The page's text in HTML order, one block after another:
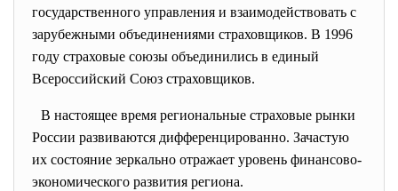
государственного управления и взаимодействовать с
зарубежными объединениями страховщиков. В 1996
году страховые союзы объединились в единый
Всероссийский Союз страховщиков.
В настоящее время региональные страховые рынки
России развиваются дифференцированно. Зачастую
их состояние зеркально отражает уровень финансово-
экономического развития региона.